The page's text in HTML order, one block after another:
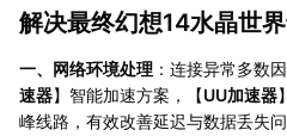
解决最终幻想14水晶世
一、网络环境处理 ：连接异常多数
速器】智能加速方案，【UU加速器
峰线路，有效改善延迟与数据丢失